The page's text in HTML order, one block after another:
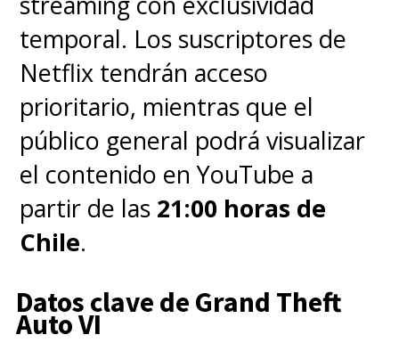
de la obra de Oda al justificar su
existencia, tomando un camino
propio que la aleja de ser un
mero calco de lo ya visto tanto
en el manga como en el anime.
El gigante del streaming y
Tomorrow Studios parecen
haber tomado en cuenta todas
Cowboy Bebop, entendiendo que
temporal. Los suscriptores de
Netflix tendrán acceso
prioritario, mientras que el
público general podrá visualizar
el contenido en YouTube a
partir de las 21:00 horas de
Chile.
Datos clave de Grand Theft
Auto VI